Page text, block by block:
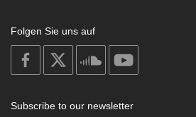
Folgen Sie uns auf
on
facebook
soundcloud
Subscribe to our newsletter